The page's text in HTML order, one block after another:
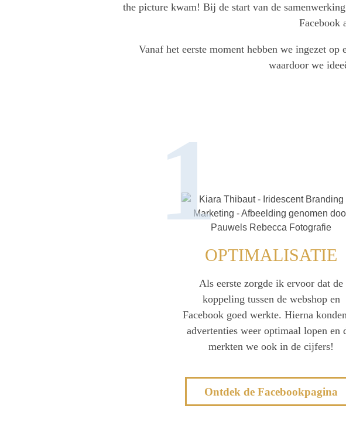
the picture kwam! Bij de start van de
Facebook
Vanaf het eerste moment hebben we ingezet
waardoor we
1
OPTIMALISATIE
Als eerste zorgde ik ervoor dat de
koppeling tussen de webshop en
Facebook goed werkte. Hierna
advertenties weer optimaal lopen en
merkten we ook in de cijfers!
Ontdek de Facebookpagina